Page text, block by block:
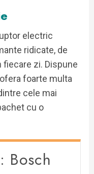
electric
ridicate, de
zi. Dispune
foarte multa
cele mai
cu o
Bosch